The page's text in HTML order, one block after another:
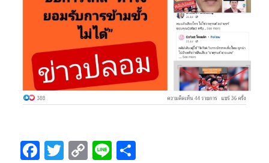
F T C Li